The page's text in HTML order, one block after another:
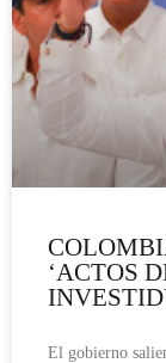
‘ACTOS
El gobierno